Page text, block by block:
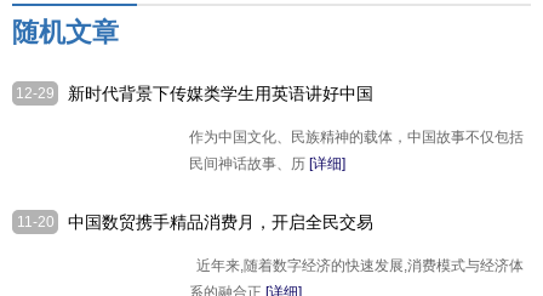
随机文章
12-29
新时代背景下传媒类学生用英语讲好中国
作为中国文化、民族精神的载体，中国故事不仅包括
民间神话故事、历 [详细]
11-20
中国数贸携手精品消费月，开启全民交易
近年来,随着数字经济的快速发展,消费模式与经济体
系的融合正 [详细]